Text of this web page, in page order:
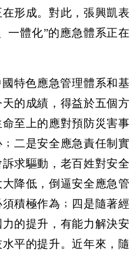
在形成。對此，張興凱表
一體化”的應急體系正在
特色應急管理體系和基
的成績，得益於五個方
至上的應對預防災害事
二是安全應急責任制實
求驅動，老百姓對安全
降低，倒逼安全應急管
積極作為﹔四是隨著經
的提升，有能力解決安
平的提升。近年來，隨